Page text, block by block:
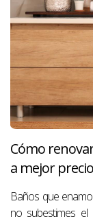
Cómo
a mejor precio
Baños que
no subestimes